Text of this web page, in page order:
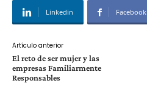
Linkedin Facebook
Artículo anterior
El reto de ser mujer y las
empresas Familiarmente
Responsables